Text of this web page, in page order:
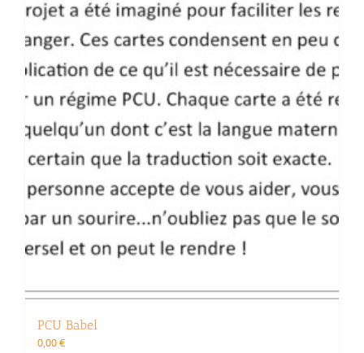
PCU Babel
0,00€